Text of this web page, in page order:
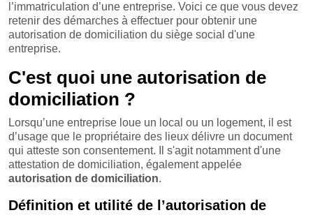
l’immatriculation d’une entreprise. Voici ce que vous devez
retenir des démarches à effectuer pour obtenir une
autorisation de domiciliation du siège social d'une
entreprise.
C'est quoi une autorisation de
domiciliation ?
Lorsqu’une entreprise loue un local ou un logement, il est
d’usage que le propriétaire des lieux délivre un document
qui atteste son consentement. Il s'agit notamment d'une
attestation de domiciliation, également appelée
autorisation de domiciliation.
Définition et utilité de l’autorisation de